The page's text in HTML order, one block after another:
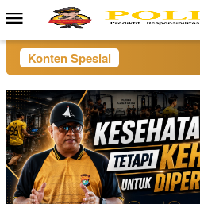
Menu
Mobile
Konten Spesial